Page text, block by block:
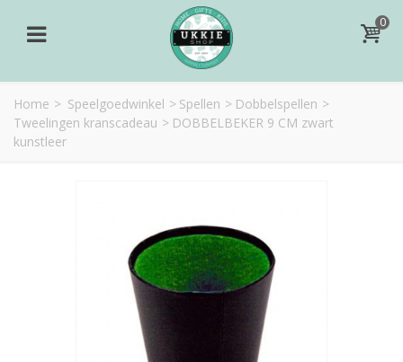
0
Home > Speelgoedwinkel > Spellen > Dobbelspellen >
Tweelingen kranscadeau > DOBBELBEKER 9 CM zwart
kunstleer